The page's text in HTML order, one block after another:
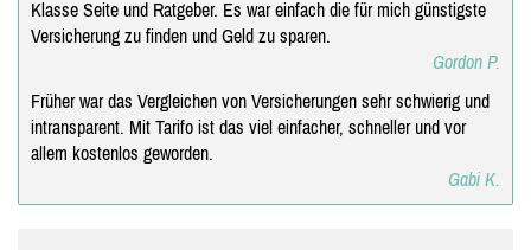
Klasse Seite und Ratgeber. Es war einfach die für mich günstigste
Versicherung zu finden und Geld zu sparen.
Gordon P.
Früher war das Vergleichen von Versicherungen sehr schwierig und
intransparent. Mit Tarifo ist das viel einfacher, schneller und vor
allem kostenlos geworden.
Gabi K.